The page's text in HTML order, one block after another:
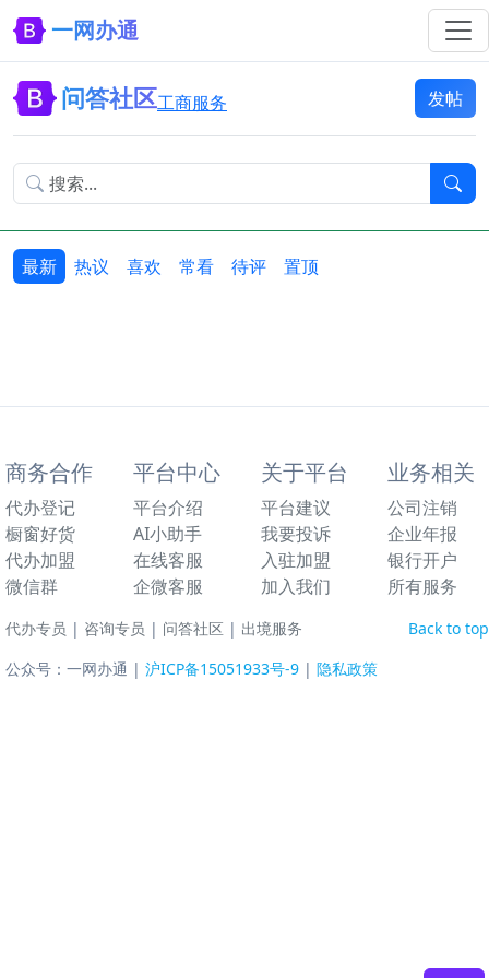
一网办通
问答社区工商服务 发帖
最新 热议 喜欢 常看 待评 置顶
商务合作
代办登记
橱窗好货
代办加盟
微信群
平台中心
平台介绍
AI小助手
在线客服
企微客服
关于平台
平台建议
我要投诉
入驻加盟
加入我们
业务相关
公司注销
企业年报
银行开户
所有服务
Back to top
代办专员 | 咨询专员 | 问答社区 | 出境服务
公众号：一网办通 | 沪ICP备15051933号-9 | 隐私政策